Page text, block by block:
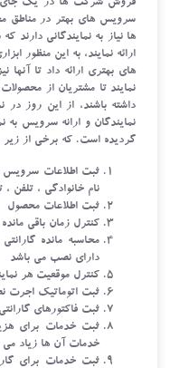
سرویس های بهتر در مناطق
ها نیاز به نمایندگانی دارند
ارائه نمایند، به این منظور
های بهتری ارائه داد تا آنها
نمایند تا مشتریان از
داشته باشند، از این روز در
نمایندگان و ارانه سرویس به
گردیده است. که برخی از
ثبت اطلاعات سرویس
نام خانوادگی ، تلفن
ثبت اطلاعات محصول
کنترل زمان باقی مانده
محاسبه مانده
دارای نصب می باشد
کنترل موقعیت هر
ثبت اتوماتیک اجرت
ثبت فاکتورهای
ثبت خدمات برای
خدمات آن ها زیاد می
ثبت خدمات برای